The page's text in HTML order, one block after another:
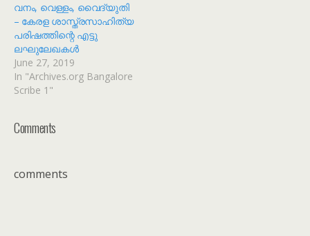
വനം, വെള്ളം, വൈദ്യുതി
– കേരള ശാസ്ത്രസാഹിത്യ
പരിഷത്തിന്റെ എട്ടു
ലഘുലേഖകൾ
June 27, 2019
In "Archives.org Bangalore
Scribe 1"
Comments
comments